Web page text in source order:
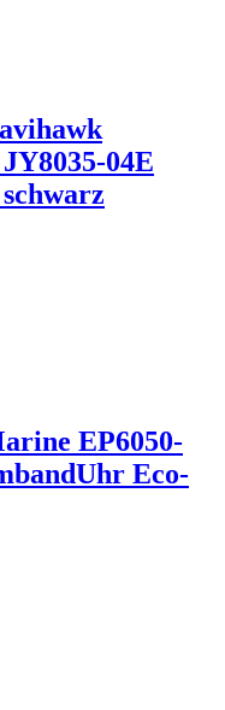
04E
EP6050-
Eco-